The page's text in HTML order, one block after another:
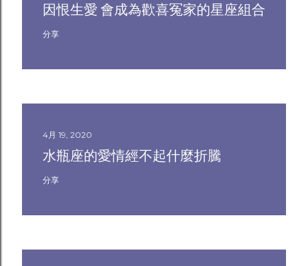
因恨生愛 會成為歡喜冤家的星座組合
分享
4月 19, 2020
水瓶座的愛情經不起什麼折騰
分享